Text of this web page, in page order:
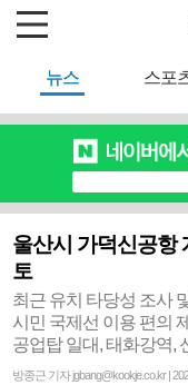
뉴스 스포
울산시 가덕신공항
토
최근 유치 타당성 조사
시민 국제선 이용 편의
공업탑 일대, 태화강역,
방종근 기자 jgbang@kookje.co.kr |